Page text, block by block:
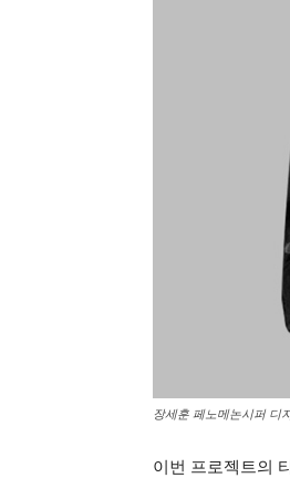
장세훈 페노메논시퍼 디
이번 프로젝트의